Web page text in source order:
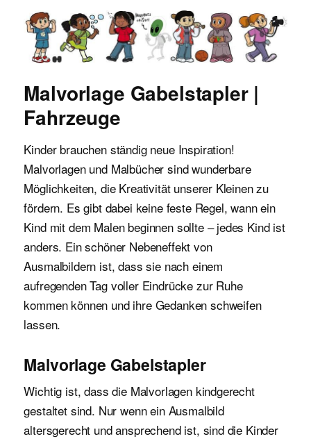
Malvorlagen für Kinder
Malvorlage Gabelstapler |
Fahrzeuge
Kinder brauchen ständig neue Inspiration!
Malvorlagen und Malbücher sind wunderbare
Möglichkeiten, die Kreativität unserer Kleinen zu
fördern. Es gibt dabei keine feste Regel, wann ein
Kind mit dem Malen beginnen sollte – jedes Kind ist
anders. Ein schöner Nebeneffekt von
Ausmalbildern ist, dass sie nach einem
aufregenden Tag voller Eindrücke zur Ruhe
kommen können und ihre Gedanken schweifen
lassen.
Malvorlage Gabelstapler
Wichtig ist, dass die Malvorlagen kindgerecht
gestaltet sind. Nur wenn ein Ausmalbild
altersgerecht und ansprechend ist, sind die Kinder